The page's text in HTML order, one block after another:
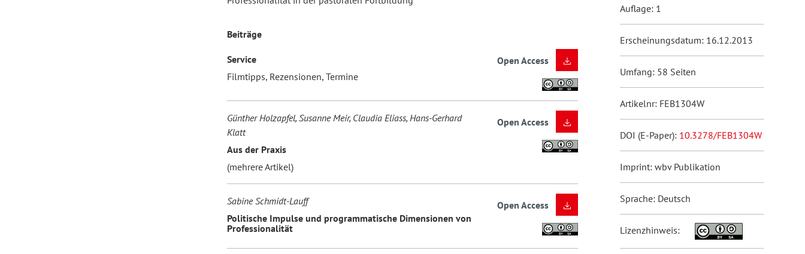
Beiträge
Service
Filmtipps, Rezensionen, Termine
Open Access
Günther Holzapfel, Susanne Meir, Claudia Eliass, Hans-Gerhard
Klatt
Aus der Praxis
(mehrere Artikel)
Open Access
Sabine Schmidt-Lauff
Politische Impulse und programmatische Dimensionen von
Professionalität
Open Access
Auflage: 1
Erscheinungsdatum: 16.12.2013
Umfang: 58 Seiten
Artikelnr: FEB1304W
DOI (E-Paper): 10.3278/FEB1304W
Imprint: wbv Publikation
Sprache: Deutsch
Lizenzhinweis: